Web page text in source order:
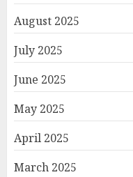
August 2025
July 2025
June 2025
May 2025
April 2025
March 2025